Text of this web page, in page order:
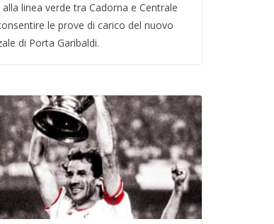
linea verde tra Cadorna e Centrale
le prove di carico del nuovo
di Porta Garibaldi.